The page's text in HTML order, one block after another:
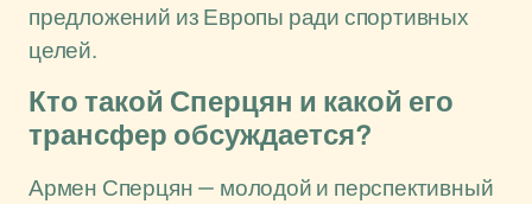
предложений из Европы ради спортивных
целей.
Кто такой Сперцян и какой его
трансфер обсуждается?
Армен Сперцян — молодой и перспективный